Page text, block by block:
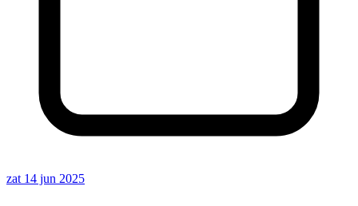
zat 14 jun 2025